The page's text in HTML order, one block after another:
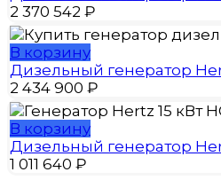
2 370 542 ₽
В корзину
Дизельный генератор
2 434 900 ₽
В корзину
Дизельный генератор
1 011 640 ₽